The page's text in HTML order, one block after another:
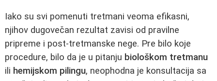
Iako su svi pomenuti tretmani veoma efikasni,
njihov dugovečan rezultat zavisi od pravilne
pripreme i post-tretmanske nege. Pre bilo koje
procedure, bilo da je u pitanju biološkom tretmanu
ili hemijskom pilingu, neophodna je konsultacija sa